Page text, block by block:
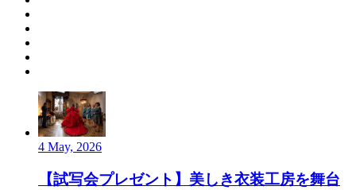
4 May, 2026
【試写会プレゼント】美しき衣装工房を舞台